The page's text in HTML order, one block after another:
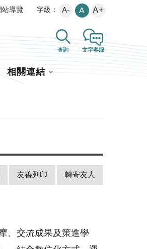
站導覽 字級： A- A A+
查詢 文字客服
相關連結
友善列印 轉寄友人
、交流成果及策進學